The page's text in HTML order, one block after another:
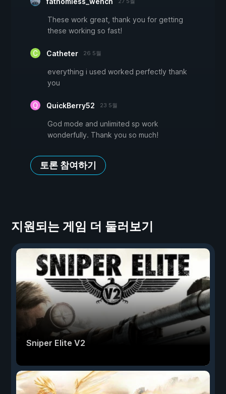
These work great, thank you for getting
these working so fast!
Catheter 26 5월
everything i used worked perfectly thank
you
QuickBerry52 23 5월
God mode and unlimited sp work
wonderfully. Thank you so much!
토론 참여하기
지원되는 게임 더 둘러보기
Sniper Elite V2